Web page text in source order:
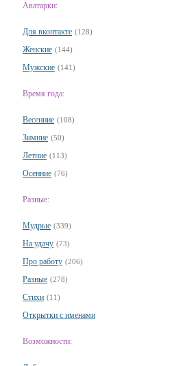
Аватарки:
Для вконтакте (128)
Женские (144)
Мужские (141)
Время года:
Весенние (108)
Зимние (50)
Летние (113)
Осенние (76)
Разные:
Мудрые (339)
На удачу (73)
Про работу (206)
Разные (278)
Стихи (11)
Открытки с именами
Возможности: